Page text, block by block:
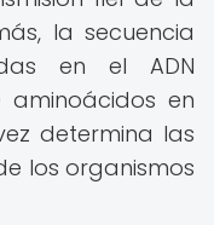
la secuencia
en el ADN
en
determina las
los organismos